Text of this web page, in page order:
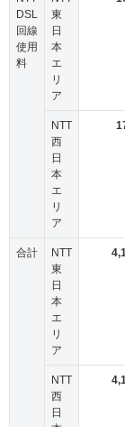
DSL
回線
使用
料
東
日
本
エ
リ
ア
NTT
西
日
本
エ
リ
ア
合計
NTT
東
日
本
エ
リ
ア
NTT
西
日